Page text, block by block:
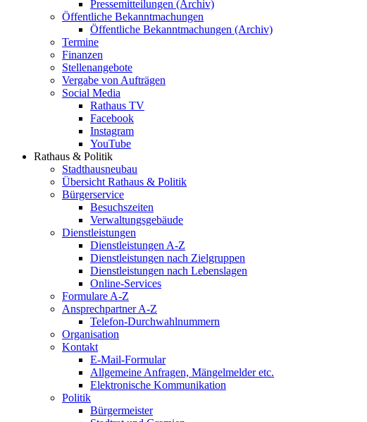
Pressemitteilungen (Archiv)
Öffentliche Bekanntmachungen
Öffentliche Bekanntmachungen (Archiv)
Termine
Finanzen
Stellenangebote
Vergabe von Aufträgen
Social Media
Rathaus TV
Facebook
Instagram
YouTube
Rathaus & Politik
Stadthausneubau
Übersicht Rathaus & Politik
Bürgerservice
Besuchszeiten
Verwaltungsgebäude
Dienstleistungen
Dienstleistungen A-Z
Dienstleistungen nach Zielgruppen
Dienstleistungen nach Lebenslagen
Online-Services
Formulare A-Z
Ansprechpartner A-Z
Telefon-Durchwahlnummern
Organisation
Kontakt
E-Mail-Formular
Allgemeine Anfragen, Mängelmelder etc.
Elektronische Kommunikation
Politik
Bürgermeister